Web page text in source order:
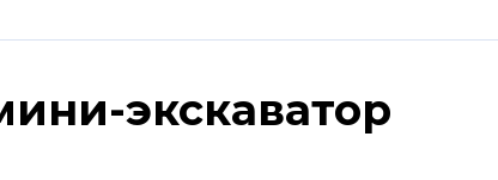
экскаватор